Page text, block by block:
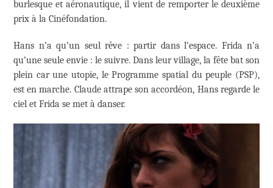
burlesque et aéronautique, il vient de remporter le deuxième
prix à la Cinéfondation.
Hans n’a qu’un seul rêve : partir dans l’espace. Frida n’a
qu’une seule envie : le suivre. Dans leur village, la fête bat son
plein car une utopie, le Programme spatial du peuple (PSP),
est en marche. Claude attrape son accordéon, Hans regarde le
ciel et Frida se met à danser.